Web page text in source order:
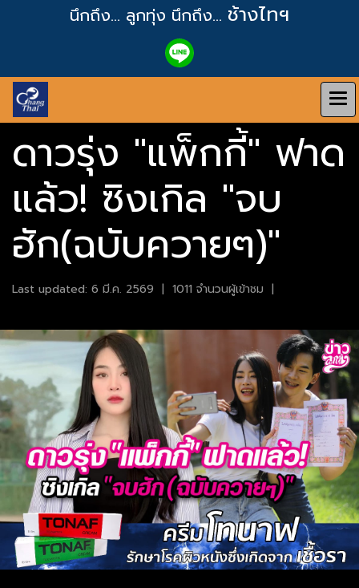
นึกถึง... ลูกทุ่ง นึกถึง... ช้างไทฯ
ดาวรุ่ง "แพ็กกี้" ฟาด
แล้ว! ซิงเกิล "จบ
ฮัก(ฉบับควายๆ)"
Last updated: 6 มี.ค. 2569 | 1011 จำนวนผู้เข้าชม |